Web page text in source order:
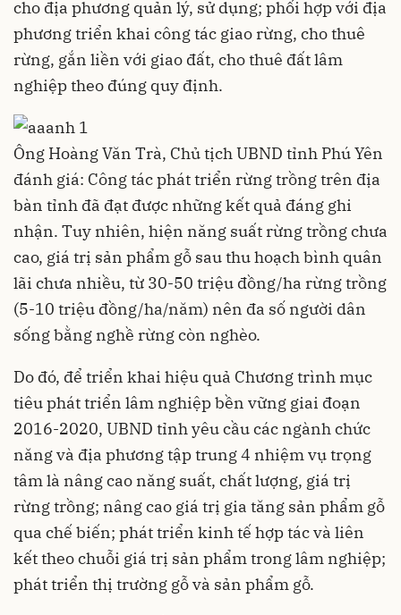
cho địa phương quản lý, sử dụng; phối hợp với địa
phương triển khai công tác giao rừng, cho thuê
rừng, gắn liền với giao đất, cho thuê đất lâm
nghiệp theo đúng quy định.
Ông Hoàng Văn Trà, Chủ tịch UBND tỉnh Phú Yên
đánh giá: Công tác phát triển rừng trồng trên địa
bàn tỉnh đã đạt được những kết quả đáng ghi
nhận. Tuy nhiên, hiện năng suất rừng trồng chưa
cao, giá trị sản phẩm gỗ sau thu hoạch bình quân
lãi chưa nhiều, từ 30-50 triệu đồng/ha rừng trồng
(5-10 triệu đồng/ha/năm) nên đa số người dân
sống bằng nghề rừng còn nghèo.
Do đó, để triển khai hiệu quả Chương trình mục
tiêu phát triển lâm nghiệp bền vững giai đoạn
2016-2020, UBND tỉnh yêu cầu các ngành chức
năng và địa phương tập trung 4 nhiệm vụ trọng
tâm là nâng cao năng suất, chất lượng, giá trị
rừng trồng; nâng cao giá trị gia tăng sản phẩm gỗ
qua chế biến; phát triển kinh tế hợp tác và liên
kết theo chuỗi giá trị sản phẩm trong lâm nghiệp;
phát triển thị trường gỗ và sản phẩm gỗ.